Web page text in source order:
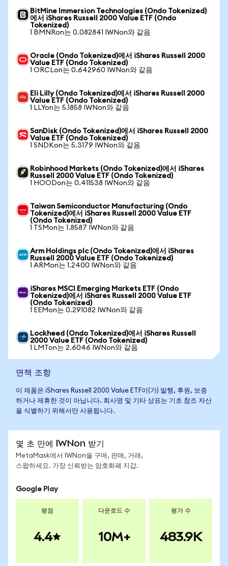
BitMine Immersion Technologies (Ondo Tokenized)
에서 iShares Russell 2000 Value ETF (Ondo
Tokenized)
1 BMNRon는 0.082841 IWNon와 같음
Oracle (Ondo Tokenized)에서 iShares Russell 2000
Value ETF (Ondo Tokenized)
1 ORCLon는 0.642960 IWNon와 같음
Eli Lilly (Ondo Tokenized)에서 iShares Russell 2000
Value ETF (Ondo Tokenized)
1 LLYon는 5.1858 IWNon와 같음
SanDisk (Ondo Tokenized)에서 iShares Russell 2000
Value ETF (Ondo Tokenized)
1 SNDKon는 5.3179 IWNon와 같음
Robinhood Markets (Ondo Tokenized)에서 iShares
Russell 2000 Value ETF (Ondo Tokenized)
1 HOODon는 0.411538 IWNon와 같음
Taiwan Semiconductor Manufacturing (Ondo
Tokenized)에서 iShares Russell 2000 Value ETF
(Ondo Tokenized)
1 TSMon는 1.8587 IWNon와 같음
Arm Holdings plc (Ondo Tokenized)에서 iShares
Russell 2000 Value ETF (Ondo Tokenized)
1 ARMon는 1.2400 IWNon와 같음
iShares MSCI Emerging Markets ETF (Ondo
Tokenized)에서 iShares Russell 2000 Value ETF
(Ondo Tokenized)
1 EEMon는 0.291082 IWNon와 같음
Lockheed (Ondo Tokenized)에서 iShares Russell
2000 Value ETF (Ondo Tokenized)
1 LMTon는 2.6046 IWNon와 같음
면책 조항
이 제품은 iShares Russell 2000 Value ETF이(가) 발행, 후원, 보증
하거나 제휴한 것이 아닙니다. 회사명 및 기타 상표는 기초 참조 자산
을 식별하기 위해서만 사용됩니다.
몇 초 만에 IWNon 받기
MetaMask에서 IWNon을 구매, 판매, 거래,
스왑하세요. 가장 신뢰받는 암호화폐 지갑.
Google Play
평점
4.4
다운로드 수
10M+
평가 수
483.9K